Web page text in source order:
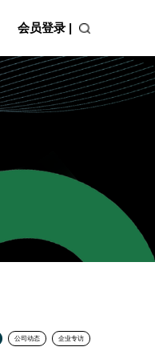
会员登录 |
公司动态 企业专访